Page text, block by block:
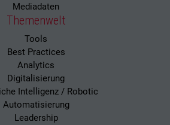
Mediadaten
Themenwelt
Tools
Best Practices
Analytics
Digitalisierung
Intelligenz / Robotic
Automatisierung
Leadership